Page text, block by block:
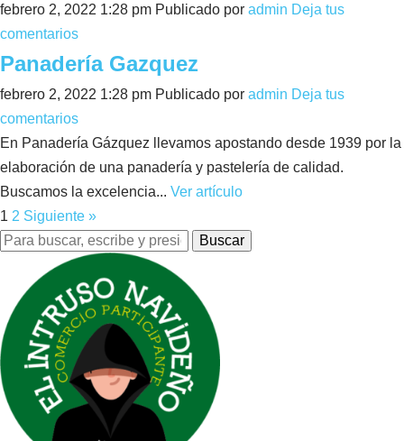
febrero 2, 2022 1:28 pm Publicado por admin Deja tus
comentarios
Panadería Gazquez
febrero 2, 2022 1:28 pm Publicado por admin Deja tus
comentarios
En Panadería Gázquez llevamos apostando desde 1939 por la
elaboración de una panadería y pastelería de calidad.
Buscamos la excelencia... Ver artículo
1 2 Siguiente »
Buscar